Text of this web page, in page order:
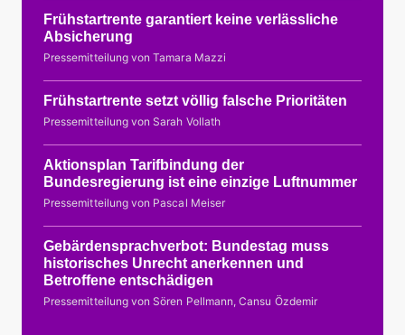
Frühstartrente garantiert keine verlässliche
Absicherung
Pressemitteilung von Tamara Mazzi
Frühstartrente setzt völlig falsche Prioritäten
Pressemitteilung von Sarah Vollath
Aktionsplan Tarifbindung der
Bundesregierung ist eine einzige Luftnummer
Pressemitteilung von Pascal Meiser
Gebärdensprachverbot: Bundestag muss
historisches Unrecht anerkennen und
Betroffene entschädigen
Pressemitteilung von Sören Pellmann, Cansu Özdemir